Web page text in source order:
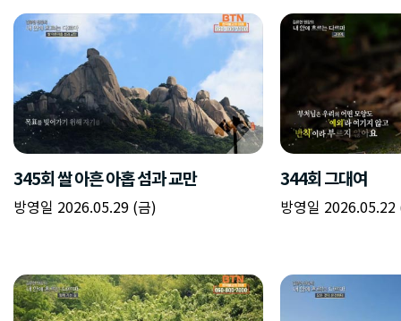
345회 쌀 아흔 아홉 섬과 교만
방영일 2026.05.29 (금)
344회 그대여
방영일 2026.05.22